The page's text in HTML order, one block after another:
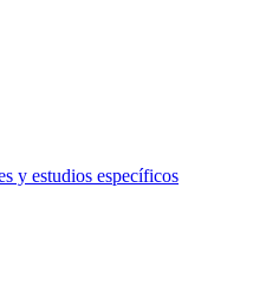
y estudios específicos